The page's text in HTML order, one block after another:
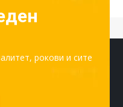
рокови и сите